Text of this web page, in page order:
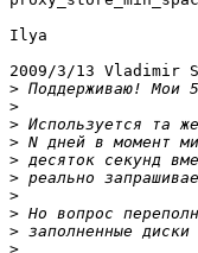
Ilya
2009/3/13 Vladimir
>
>
>
>
>
>
>
>
>
>